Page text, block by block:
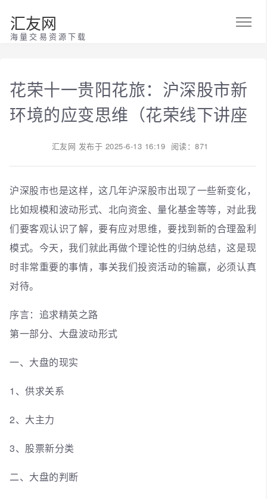
汇友网
海量交易资源下载
花荣十一贵阳花旅：沪深股市新
环境的应变思维（花荣线下讲座
汇友网 发布于 2025-6-13 16:19 阅读：871
沪深股市也是这样，这几年沪深股市出现了一些新变化，
比如规模和波动形式、北向资金、量化基金等等，对此我
们要客观认识了解，要有应对思维，要找到新的合理盈利
模式。今天，我们就此再做个理论性的归纳总结，这是现
时非常重要的事情，事关我们投资活动的输赢，必须认真
对待。
序言：追求精英之路
第一部分、大盘波动形式
一、大盘的现实
1、供求关系
2、大主力
3、股票新分类
二、大盘的判断